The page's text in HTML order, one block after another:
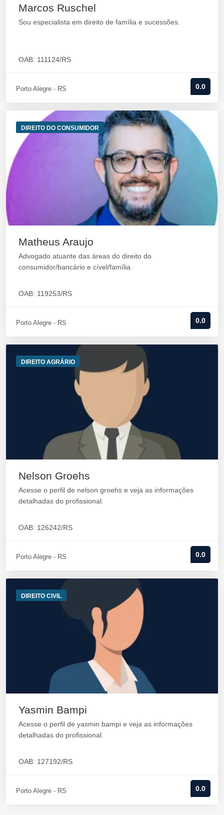
Marcos Ruschel
Sou especialista em direito de família e sucessões.
OAB: 111124/RS
Porto Alegre - RS 0.0
DIREITO DO CONSUMIDOR
Matheus Araujo
Advogado atuante das áreas do direito do
consumidor/bancário e cível/família.
OAB: 119253/RS
Porto Alegre - RS 0.0
DIREITO AGRÁRIO
Nelson Groehs
Acesse o perfil de nelson groehs e veja as informações
detalhadas do profissional.
OAB: 126242/RS
Porto Alegre - RS 0.0
DIREITO CIVIL
Yasmin Bampi
Acesse o perfil de yasmin bampi e veja as informações
detalhadas do profissional.
OAB: 127192/RS
Porto Alegre - RS 0.0